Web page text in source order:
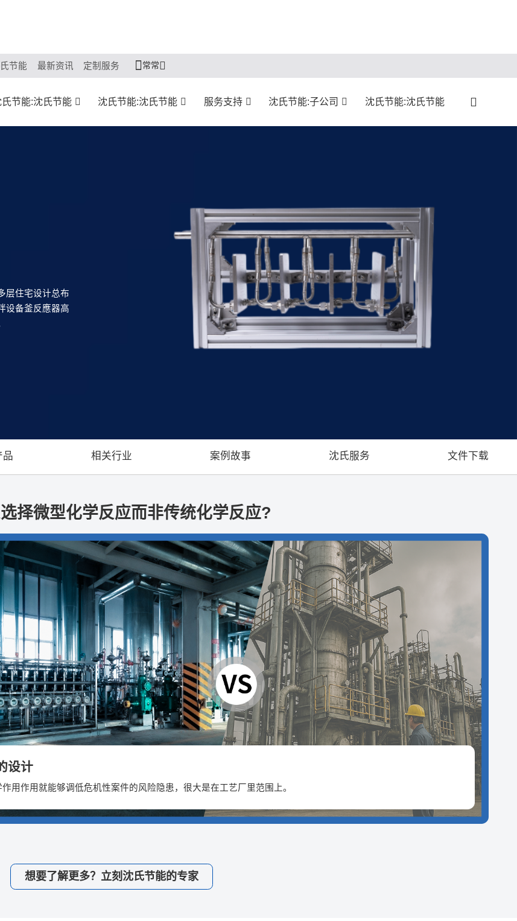
节能 最新资讯 定制服务 常常
氏节能:沈氏节能 沈氏节能:沈氏节能 服务支持 沈氏节能:子公司 沈氏节能:沈氏节能
层住宅设计总布
设备釜反應器高
品 相关行业 案例故事 沈氏服务 文件下载
择微型化学反应而非传统化学反应?
设计
用作用就能够调低危机性案件的风险隐患，很大是在工艺厂里范围上。
想要了解更多？立刻沈氏节能的专家